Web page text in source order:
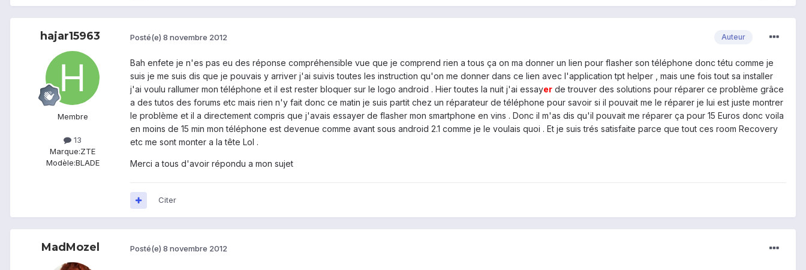
hajar15963
Membre
13
Marque:ZTE
Modèle:BLADE
Auteur
Posté(e) 8 novembre 2012
Bah enfete je n'es pas eu des réponse compréhensible vue que je comprend rien a tous ça on ma donner un lien pour flasher son téléphone donc tétu comme je
suis je me suis dis que je pouvais y arriver j'ai suivis toutes les instruction qu'on me donner dans ce lien avec l'application tpt helper , mais une fois tout sa installer
j'ai voulu rallumer mon téléphone et il est rester bloquer sur le logo android . Hier toutes la nuit j'ai essayer de trouver des solutions pour réparer ce problème grâce
a des tutos des forums etc mais rien n'y fait donc ce matin je suis partit chez un réparateur de téléphone pour savoir si il pouvait me le réparer je lui est juste montrer
le problème et il a directement compris que j'avais essayer de flasher mon smartphone en vins . Donc il m'as dis qu'il pouvait me réparer ça pour 15 Euros donc voila
en moins de 15 min mon téléphone est devenue comme avant sous android 2.1 comme je le voulais quoi . Et je suis trés satisfaite parce que tout ces room Recovery
etc me sont monter a la tête Lol .
Merci a tous d'avoir répondu a mon sujet
Citer
MadMozel Posté(e) 8 novembre 2012